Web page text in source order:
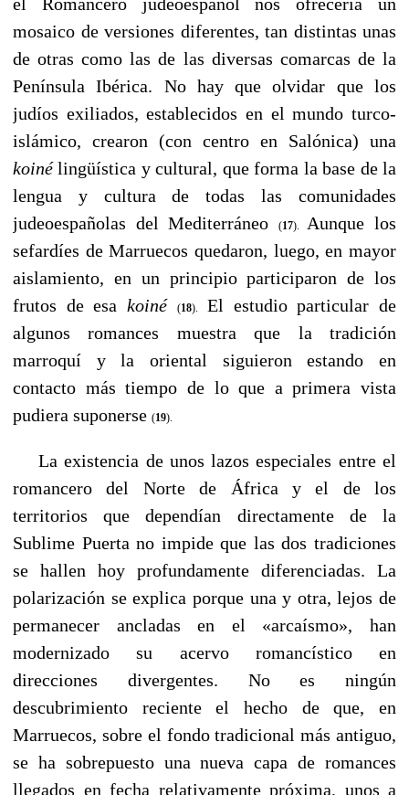
mosaico de versiones diferentes, tan distintas unas
de otras como las de las diversas comarcas de la
Península Ibérica. No hay que olvidar que los
judíos exiliados, establecidos en el mundo turco-
islámico, crearon (con centro en Salónica) una
koinélingüística y cultural, que forma la base de la
lengua y cultura de todas las comunidades
judeoespañolas del Mediterráneo
(17).
Aunque los
sefardíes de Marruecos quedaron, luego, en mayor
aislamiento, en un principio participaron de los
frutos de esa koiné (18).
El estudio particular de
algunos romances muestra que la tradición
marroquí y la oriental siguieron estando en
contacto más tiempo de lo que a primera vista
pudiera suponerse (19).
La existencia de unos lazos especiales entre el
romancero del Norte de África y el de los
territorios que dependían directamente de la
Sublime Puerta no impide que las dos tradiciones
se hallen hoy profundamente diferenciadas. La
polarización se explica porque una y otra, lejos de
permanecer ancladas en el «arcaísmo», han
modernizado su acervo romancístico en
direcciones divergentes. No es ningún
descubrimiento reciente el hecho de que, en
Marruecos, sobre el fondo tradicional más antiguo,
se ha sobrepuesto una nueva capa de romances
llegados en fecha relativamente próxima, unos a